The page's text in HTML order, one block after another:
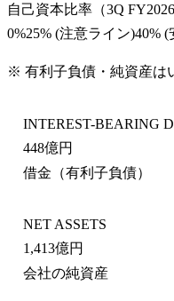
自己資本比率 （3Q
0%25% (注意ライン)40% (
※ 有利子負債・純資産は
INTEREST-BEARING
448億円
借金（有利子負債）
NET ASSETS
1,413億円
会社の純資産